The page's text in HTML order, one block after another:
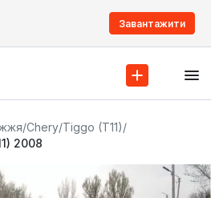
Завантажити
/Chery/Tiggo (T11)/
2008